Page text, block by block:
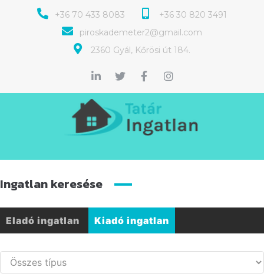
+36 70 433 8083
+36 30 820 3491
piroskademeter2@gmail.com
2360 Gyál, Kőrösi út 184.
Ingatlan keresése
Eladó ingatlan Kiadó ingatlan